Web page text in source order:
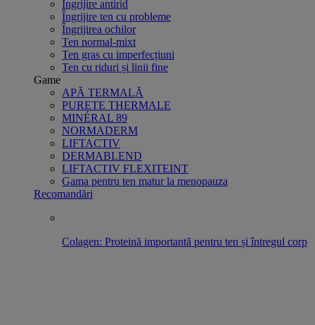
Îngrijire antirid
Îngrijire ten cu probleme
Îngrijirea ochilor
Ten normal-mixt
Ten gras cu imperfecțiuni
Ten cu riduri și linii fine
Game
APĂ TERMALĂ
PURETE THERMALE
MINÉRAL 89
NORMADERM
LIFTACTIV
DERMABLEND
LIFTACTIV FLEXITEINT
Gama pentru ten matur la menopauza
Recomandări
Colagen: Proteină importantă pentru ten și întregul corp